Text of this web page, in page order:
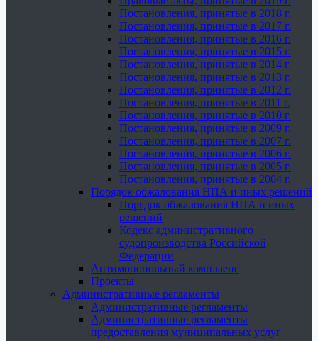
Постановления, принятые в 2018 г.
Постановления, принятые в 2017 г.
Постановления, принятые в 2016 г.
Постановления, принятые в 2015 г.
Постановления, принятые в 2014 г.
Постановления, принятые в 2013 г.
Постановления, принятые в 2012 г.
Постановления, принятые в 2011 г.
Постановления, принятые в 2010 г.
Постановления, принятые в 2009 г.
Постановления, принятые в 2007 г.
Постановления, принятые в 2006 г.
Постановления, принятые в 2005 г.
Постановления, принятые в 2004 г.
Порядок обжалования НПА и иных решений
Порядок обжалования НПА и иных
решений
Кодекс административного
судопроизводства Российской
Федерации
Антимонопольный комплаенс
Проекты
Административные регламенты
Административные регламенты
Административные регламенты
предоставления муниципальных услуг